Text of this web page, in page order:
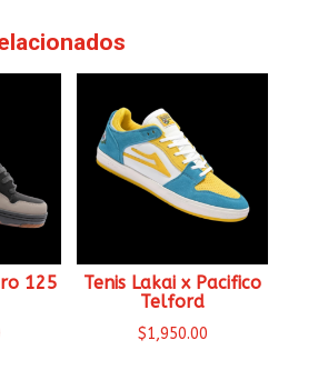
125
Tenis Lakai x Pacifico
Telford
$1,950.00